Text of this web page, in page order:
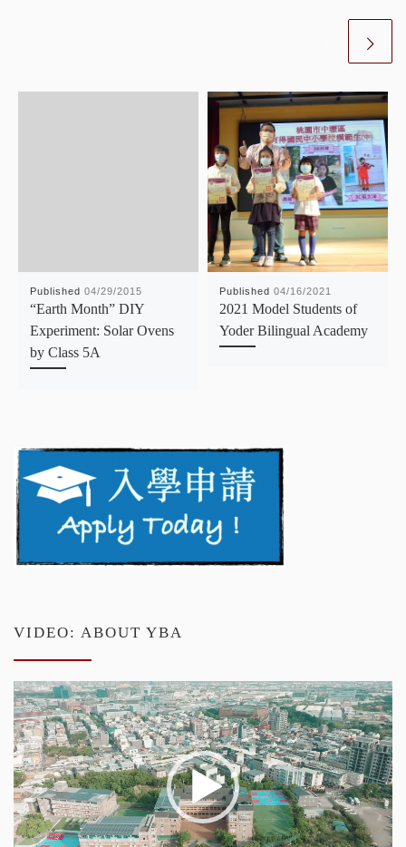
Published 04/29/2015
“Earth Month” DIY
Experiment: Solar Ovens
by Class 5A
Published 04/16/2021
2021 Model Students of
Yoder Bilingual Academy
VIDEO: ABOUT YBA
Video
Player